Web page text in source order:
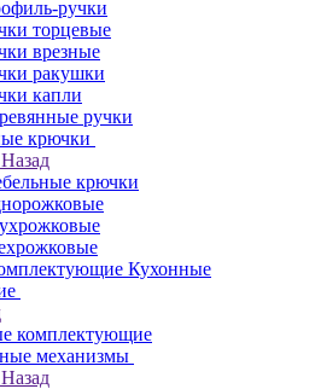
ручки
торцевые
врезные
ракушки
капли
ручки
крючки
Назад
крючки
Кухонные
комплектующие
механизмы
Назад